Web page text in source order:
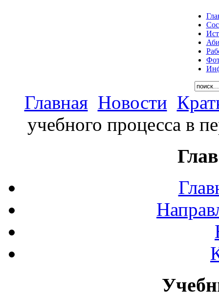
Главная Новости
учебного процесса в